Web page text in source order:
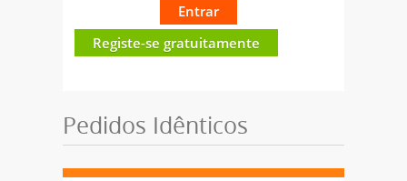
Entrar
Registe-se gratuitamente
Pedidos Idênticos